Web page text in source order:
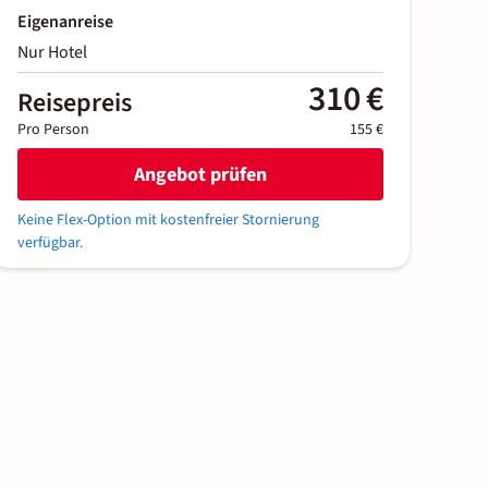
Eigenanreise
Nur Hotel
Reisepreis 310 €
Pro Person 155 €
Angebot prüfen
Keine Flex-Option mit kostenfreier Stornierung
verfügbar.